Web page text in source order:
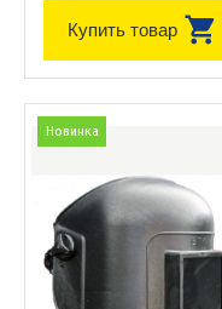
Купить товар
Новинка